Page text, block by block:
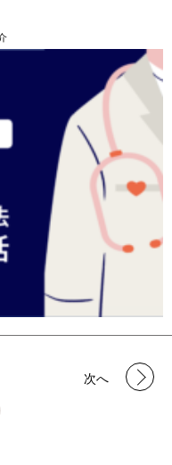
次へ